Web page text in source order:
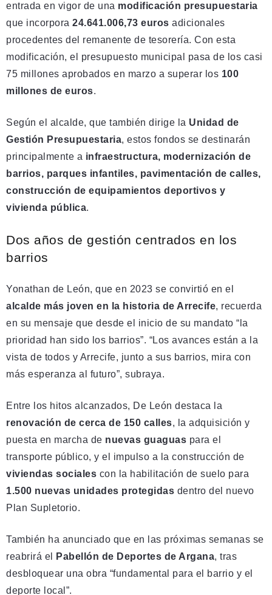
entrada en vigor de una modificación presupuestaria
que incorpora 24.641.006,73 euros adicionales
procedentes del remanente de tesorería. Con esta
modificación, el presupuesto municipal pasa de los casi
75 millones aprobados en marzo a superar los 100
millones de euros.
Según el alcalde, que también dirige la Unidad de
Gestión Presupuestaria, estos fondos se destinarán
principalmente a infraestructura, modernización de
barrios, parques infantiles, pavimentación de calles,
construcción de equipamientos deportivos y
vivienda pública.
Dos años de gestión centrados en los
barrios
Yonathan de León, que en 2023 se convirtió en el
alcalde más joven en la historia de Arrecife, recuerda
en su mensaje que desde el inicio de su mandato “la
prioridad han sido los barrios”. “Los avances están a la
vista de todos y Arrecife, junto a sus barrios, mira con
más esperanza al futuro”, subraya.
Entre los hitos alcanzados, De León destaca la
renovación de cerca de 150 calles, la adquisición y
puesta en marcha de nuevas guaguas para el
transporte público, y el impulso a la construcción de
viviendas sociales con la habilitación de suelo para
1.500 nuevas unidades protegidas dentro del nuevo
Plan Supletorio.
También ha anunciado que en las próximas semanas se
reabrirá el
Pabellón de Deportes de Argana, tras
desbloquear una obra “fundamental para el barrio y el
deporte local”.